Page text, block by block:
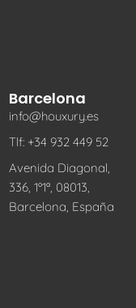
Barcelona
info@houxury.es
Tlf: +34 932 449 52
Avenida Diagonal,
336, 1º1ª, 08013,
Barcelona, España